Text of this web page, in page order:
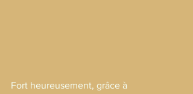
Fort heureusement, grâce à